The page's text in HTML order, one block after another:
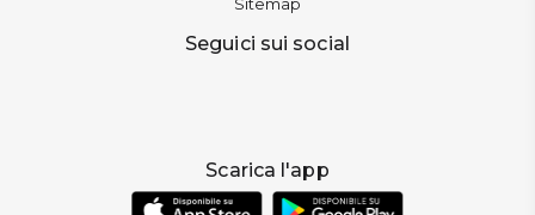
Sitemap
Seguici sui social
Scarica l'app